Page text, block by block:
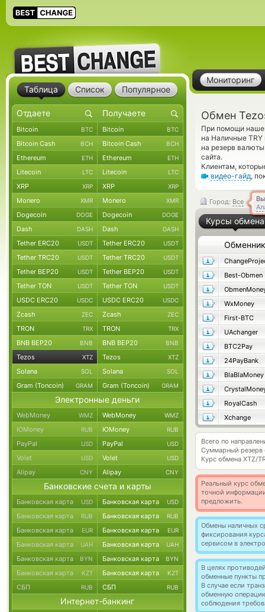
Мониторинг
Обмен
При помощи
на Наличные
на резерв
сайта.
Клиентам,
видео-гайд,
Город: Все
Курсы обмена
Обменник
Best-Obmen
WxMoney
First-BTC
UAchanger
BTC2Pay
24PayBank
BlaBlaMoney
RoyalCash
Xchange
Всего по
Суммарный резерв
Курс обмена XTZ/
Реальный курс
точной
предложить.
Обмены наличных
фиксирования
сервисом в
В целях
обменные пункты
В случае если
обменную
соблюдения
Таблица Список Популярное
Bitcoin BTC Bitcoin BTC
Bitcoin Cash BCH Bitcoin Cash BCH
Ethereum ETH Ethereum ETH
Litecoin LTC Litecoin LTC
XRP XRP XRP XRP
Monero XMR Monero XMR
Dogecoin DOGE Dogecoin DOGE
Dash DASH Dash DASH
Tether ERC20 USDT Tether ERC20 USDT
Tether TRC20 USDT Tether TRC20 USDT
Tether BEP20 USDT Tether BEP20 USDT
Tether TON USDT Tether TON USDT
USDC ERC20 USDC USDC ERC20 USDC
Zcash ZEC Zcash ZEC
TRON TRX TRON TRX
BNB BEP20 BNB BNB BEP20 BNB
Tezos XTZ Tezos XTZ
Solana SOL Solana SOL
Gram (Toncoin) GRAM Gram (Toncoin) GRAM
Электронные деньги
WebMoney WMZ WebMoney WMZ
ЮMoney RUB ЮMoney RUB
PayPal USD PayPal USD
Volet USD Volet USD
Alipay CNY Alipay CNY
Банковские счета и карты
Банковская карта USD Банковская карта USD
Банковская карта RUB Банковская карта RUB
Банковская карта EUR Банковская карта EUR
Банковская карта UAH Банковская карта UAH
Банковская карта BYN Банковская карта BYN
Банковская карта KZT Банковская карта KZT
СБП RUB СБП RUB
Интернет-банкинг